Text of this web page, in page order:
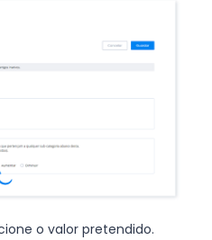
o valor pretendido.